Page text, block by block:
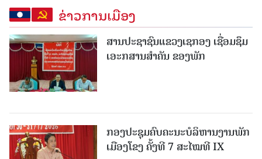
ຂ່າວການເມືອງ
ສານປະຊາຊົນແຂວງເຊກອງ ເຊື່ອມຊຶມ
ເອະກສານສໍາຄັນ ຂອງພັກ
ກອງປະຊຸມຄົບຄະນະບໍລິຫານງານພັກ
ເມືອງໂຂງ ຄັ້ງທີ 7 ສະໄໝທີ IX